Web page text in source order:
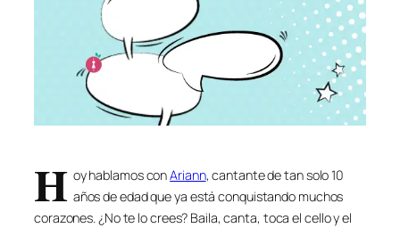
H oy hablamos conAriann, cantante de tan solo 10
años de edad que ya está conquistando muchos
corazones. ¿No te lo crees? Baila, canta, toca el cello y el